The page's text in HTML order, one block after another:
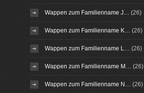
Wappen zum Familienname J… (26)
Wappen zum Familienname K… (26)
Wappen zum Familienname L… (26)
Wappen zum Familienname M… (26)
Wappen zum Familienname N… (26)